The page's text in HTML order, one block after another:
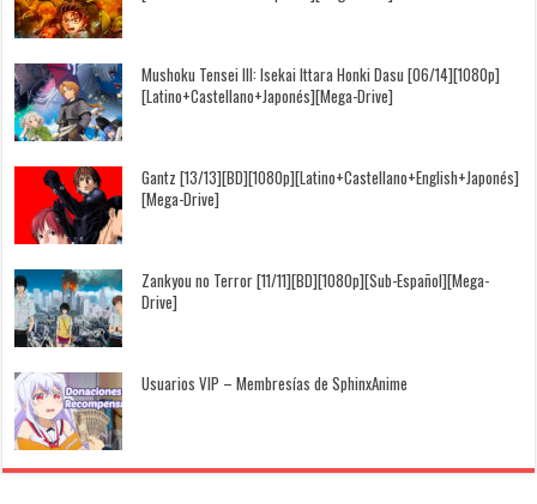
Mushoku Tensei III: Isekai Ittara Honki Dasu [06/14][1080p]
[Latino+Castellano+Japonés][Mega-Drive]
Gantz [13/13][BD][1080p][Latino+Castellano+English+Japonés]
[Mega-Drive]
Zankyou no Terror [11/11][BD][1080p][Sub-Español][Mega-
Drive]
Usuarios VIP – Membresías de SphinxAnime